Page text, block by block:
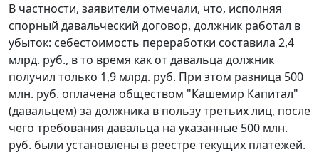
В частности, заявители отмечали, что, исполняя
спорный давальческий договор, должник работал в
убыток: себестоимость переработки составила 2,4
млрд. руб., в то время как от давальца должник
получил только 1,9 млрд. руб. При этом разница 500
млн. руб. оплачена обществом "Кашемир Капитал"
(давальцем) за должника в пользу третьих лиц, после
чего требования давальца на указанные 500 млн.
руб. были установлены в реестре текущих платежей.